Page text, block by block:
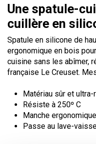
Une spatule-
cuillère en
Spatule en silicone de
ergonomique en bois
cuisine sans les abîmer,
française Le Creuset.
Matériau sûr et
Résiste à 250º C
Manche
Passe au lave-